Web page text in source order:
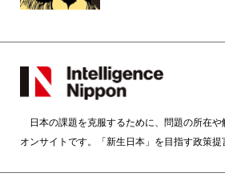
日本の課題を克服するために、問題の所在や
オンサイトです。「新生日本」を目指す政策提